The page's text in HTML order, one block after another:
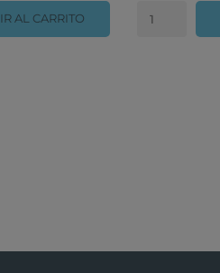
AL CARRITO